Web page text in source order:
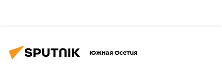
Южная Осетия